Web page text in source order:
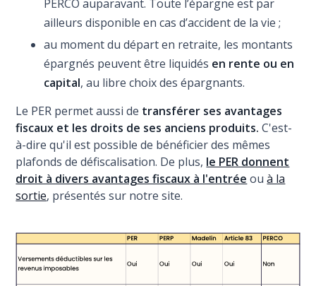
PERCO auparavant. Toute l’épargne est par
ailleurs disponible en cas d’accident de la vie ;
au moment du départ en retraite, les montants
épargnés peuvent être liquidés en rente ou en
capital, au libre choix des épargnants.
Le PER permet aussi de transférer ses avantages
fiscaux et les droits de ses anciens produits. C'est-
à-dire qu'il est possible de bénéficier des mêmes
plafonds de défiscalisation. De plus, le PER donnent
droit à divers avantages fiscaux à l'entrée ouà la
sortie, présentés sur notre site.